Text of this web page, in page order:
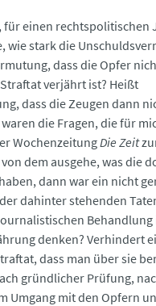
für einen rechtspolitischen
wie stark die
dass die Opfer
verjährt ist? Heißt
dass die Zeugen dann
die Fragen, die für
WochenzeitungDie Zeit
dem ausgehe, was die
dann war ein nicht
dahinter stehenden
Behandlung
denken? Verhindert
dass man über sie
gründlicher Prüfung,
Umgang mit den Opfern